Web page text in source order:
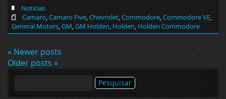
Notícias
Camaro Camaro Five Chevrolet Commodore Commodore VE
General Motors GM GM Holden Holden Holden Commodore
« Newer posts
Older posts »